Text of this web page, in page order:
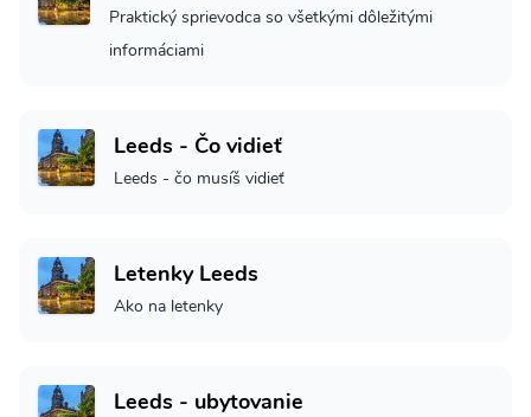
Praktický sprievodca so všetkými dôležitými
informáciami
Leeds - Čo vidieť
Leeds - čo musíš vidieť
Letenky Leeds
Ako na letenky
Leeds - ubytovanie